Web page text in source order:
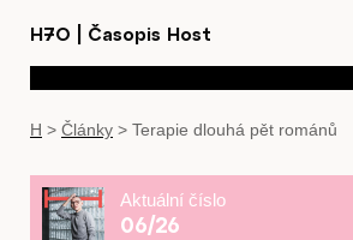
H7O Časopis Host
H > Články > Terapie dlouhá pět románů
Aktuální číslo
06/26